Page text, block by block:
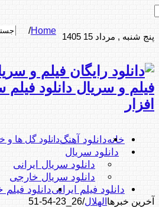
پنج شنبه , مرداد 15 1405
فیلم و سریال دانلود
افزار
خانهدانلود آهنگ
دانلود سریال
دانلود سریال ایرانی
دانلود سریال خارجی
دانلود فیلم ایرانیدانلود
آخرین خبرها
Home
/
دانلود گل ها
الهلال/
26_23-54-51